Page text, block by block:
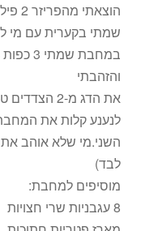
הוצאתי מהפריזר 2 פילטים מסוג אמנון במארז אישי .
שמתי בקערית עם מי לימון ואחרי 5
והזהבתי
את הדג מ-2
לנענע קלות את
השני.מי שלא אוהב את
לבד)
מוסיפים למחבת:
8 עגבניות שרי חצויות